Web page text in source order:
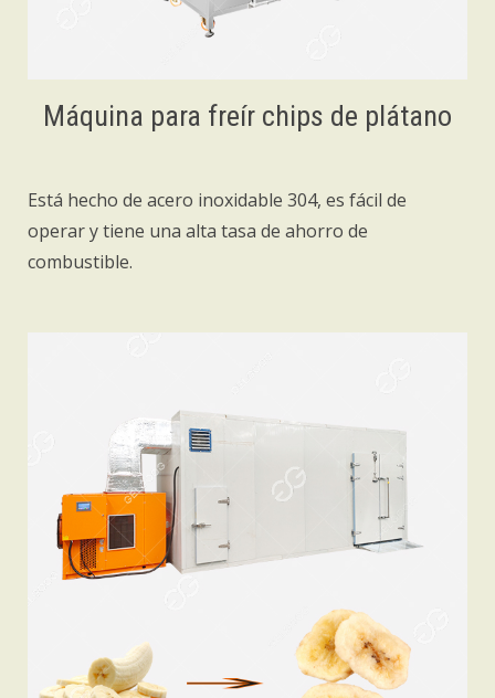
Máquina para freír chips de plátano
Está hecho de acero inoxidable 304, es fácil de
operar y tiene una alta tasa de ahorro de
combustible.